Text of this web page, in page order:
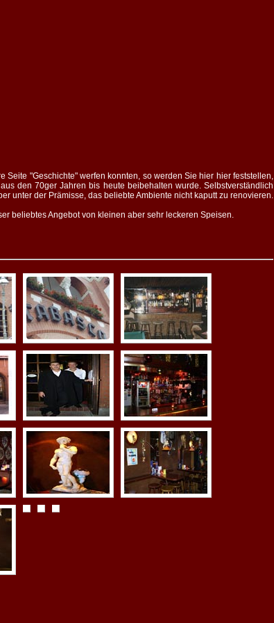
Seite "Geschichte" werfen konnten, so werden Sie hier hier feststellen,
den 70ger Jahren bis heute beibehalten wurde. Selbstverständlich
unter der Prämisse, das beliebte Ambiente nicht kaputt zu renovieren.
beliebtes Angebot von kleinen aber sehr leckeren Speisen.